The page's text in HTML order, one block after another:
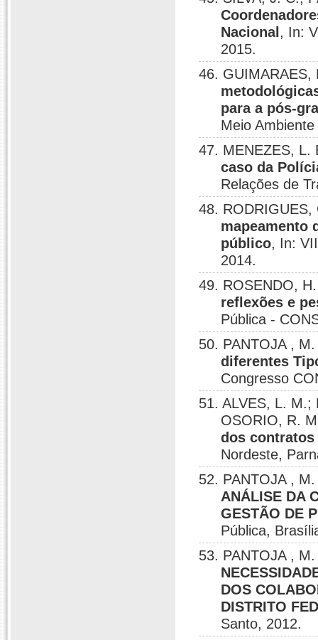
Nacional , In:
2015.
46.
para a pós-
Meio
47. MENEZES,
caso da
Relações de
48.
mapeamento
público, In:
2014.
49. ROSENDO,
reflexões e
Pública -
50. PANTOJA ,
diferentes
Congresso
51. ALVES, L. M.;
OSORIO, R.
dos
Nordeste,
52. PANTOJA ,
ANÁLISE DA
GESTÃO DE
Pública,
53. PANTOJA ,
DOS
DISTRITO
Santo, 2012.